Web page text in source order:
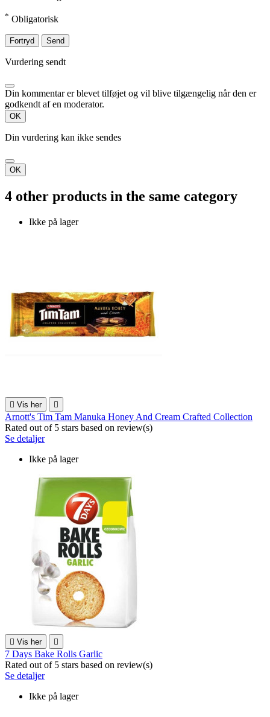
* Obligatorisk
Fortryd Send
Vurdering sendt
Din kommentar er blevet tilføjet og vil blive tilgængelig når den er
godkendt af en moderator.
OK
Din vurdering kan ikke sendes
OK
4 other products in the same category
Ikke på lager
 Vis her 
Arnott's Tim Tam Manuka Honey And Cream Crafted Collection
Rated out of 5 stars based on review(s)
Se detaljer
Ikke på lager
 Vis her 
7 Days Bake Rolls Garlic
Rated out of 5 stars based on review(s)
Se detaljer
Ikke på lager